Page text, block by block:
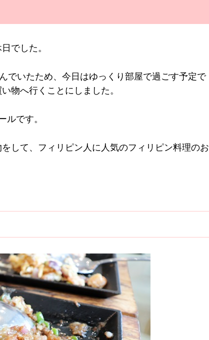
でした。
でいたため、今日はゆっくり部屋で過ごす予定で
物へ行くことにしました。
ルです。
して、フィリピン人に人気のフィリピン料理のお